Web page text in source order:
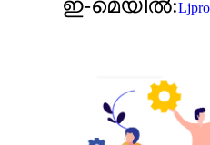
ഇ-മെയിൽ: